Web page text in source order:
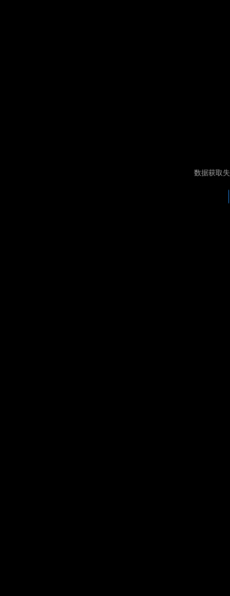
数据获取